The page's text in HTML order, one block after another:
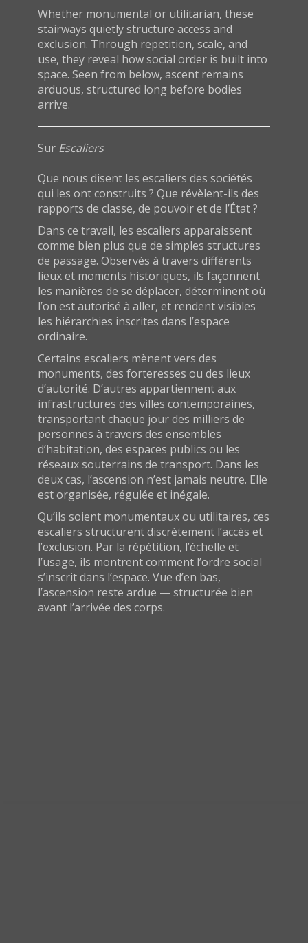
Whether monumental or utilitarian, these
stairways quietly structure access and
exclusion. Through repetition, scale, and
use, they reveal how social order is built into
space. Seen from below, ascent remains
arduous, structured long before bodies
arrive.
Sur Escaliers
Que nous disent les escaliers des sociétés
qui les ont construits ? Que révèlent-ils des
rapports de classe, de pouvoir et de l’État ?
Dans ce travail, les escaliers apparaissent
comme bien plus que de simples structures
de passage. Observés à travers différents
lieux et moments historiques, ils façonnent
les manières de se déplacer, déterminent où
l’on est autorisé à aller, et rendent visibles
les hiérarchies inscrites dans l’espace
ordinaire.
Certains escaliers mènent vers des
monuments, des forteresses ou des lieux
d’autorité. D’autres appartiennent aux
infrastructures des villes contemporaines,
transportant chaque jour des milliers de
personnes à travers des ensembles
d’habitation, des espaces publics ou les
réseaux souterrains de transport. Dans les
deux cas, l’ascension n’est jamais neutre. Elle
est organisée, régulée et inégale.
Qu’ils soient monumentaux ou utilitaires, ces
escaliers structurent discrètement l’accès et
l’exclusion. Par la répétition, l’échelle et
l’usage, ils montrent comment l’ordre social
s’inscrit dans l’espace. Vue d’en bas,
l’ascension reste ardue — structurée bien
avant l’arrivée des corps.